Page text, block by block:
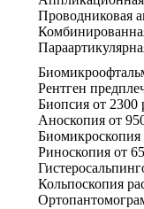
Проводниковая
Рентген
Биопсия от 2300
Аноскопия от
Биомикроскопия
Риноскопия от
Кольпоскопия